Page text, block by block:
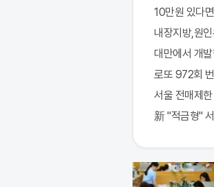
10만원 있다
내장지방,원
대만에서 개
로또 972회
서울 전매제
新 "적금형"